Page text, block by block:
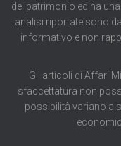
del patrimonio ed ha
analisi riportate sono
informativo e non
Gli articoli di Affari
sfaccettatura non
possibilità variano a